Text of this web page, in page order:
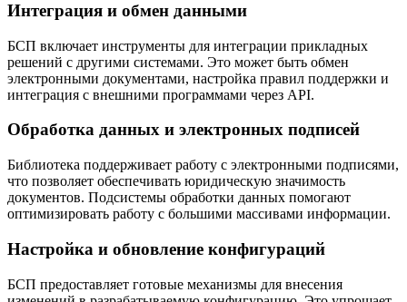
Интеграция и обмен данными
БСП включает инструменты для интеграции прикладных
решений с другими системами. Это может быть обмен
электронными документами, настройка правил поддержки и
интеграция с внешними программами через API.
Обработка данных и электронных подписей
Библиотека поддерживает работу с электронными подписями,
что позволяет обеспечивать юридическую значимость
документов. Подсистемы обработки данных помогают
оптимизировать работу с большими массивами информации.
Настройка и обновление конфигураций
БСП предоставляет готовые механизмы для внесения